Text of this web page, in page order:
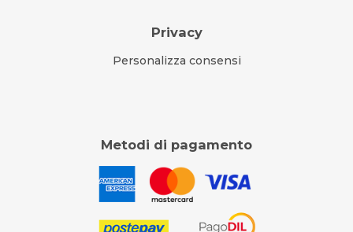
Privacy
Personalizza consensi
Metodi di pagamento